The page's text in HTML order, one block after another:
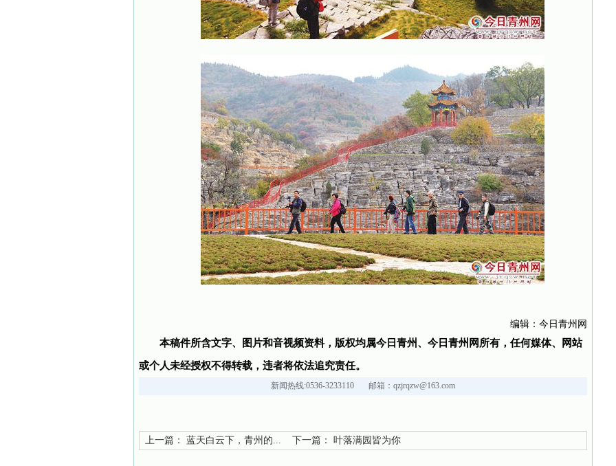
编辑：今日青州网
本稿件所含文字、图片和音视频资料，版权均属今日青州、今日青州网所有，任何媒体、网站
或个人未经授权不得转载，违者将依法追究责任。
新闻热线:0536-3233110 邮箱：qzjrqzw@163.com
上一篇： 蓝天白云下，青州的... 下一篇： 叶落满园皆为你